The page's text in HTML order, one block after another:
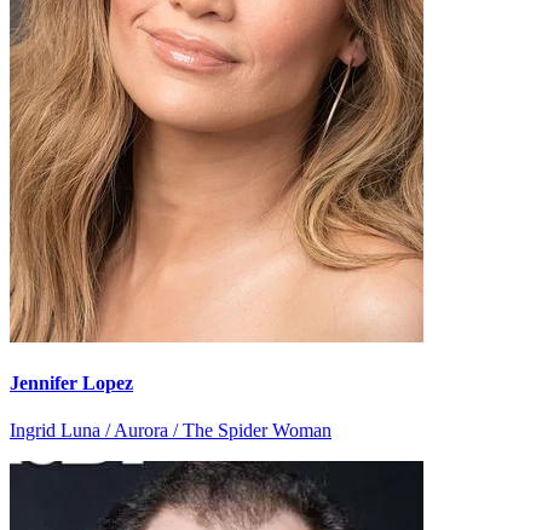
Jennifer Lopez
Ingrid Luna / Aurora / The Spider Woman